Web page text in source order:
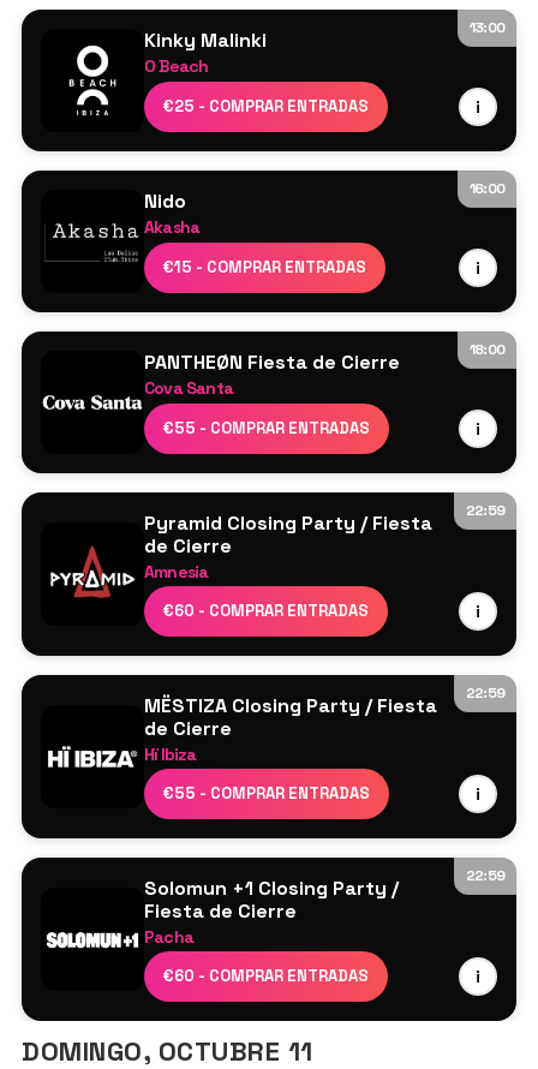
Burnski
Caal
De La Swing
Jeff Mills
Nørbak
13:00
Kinky Malinki
O Beach
€25 - COMPRAR ENTRADAS i
David Penn
Barbara Tucker (Live PA)
Jamie Love
Sam Dungate
16:00
Nido
Akasha
€15 - COMPRAR ENTRADAS i
Cartel por confirmar
18:00
PANTHEØN Fiesta de Cierre
Cova Santa
€55 - COMPRAR ENTRADAS i
Cartel por confirmar
22:59
Pyramid Closing Party / Fiesta
de Cierre
Amnesia
€60 - COMPRAR ENTRADAS i
Ricardo Villalobos
Raresh
Franco Cinelli
Seth Troxler
Shanti Celeste
Mar-T
Nina Kraviz
Adrian Mills
22:59
MËSTIZA Closing Party / Fiesta
de Cierre
Hï Ibiza
€55 - COMPRAR ENTRADAS i
MESTIZA
Floyd Lavine
Dan Tanev
CLUB ROOM – ARTCORE
Indira Paganotto
Pan-Pot
Anetha
Interactive Noise
22:59
Solomun +1 Closing Party /
Fiesta de Cierre
Pacha
€60 - COMPRAR ENTRADAS i
Solomun
DOMINGO, OCTUBRE 11